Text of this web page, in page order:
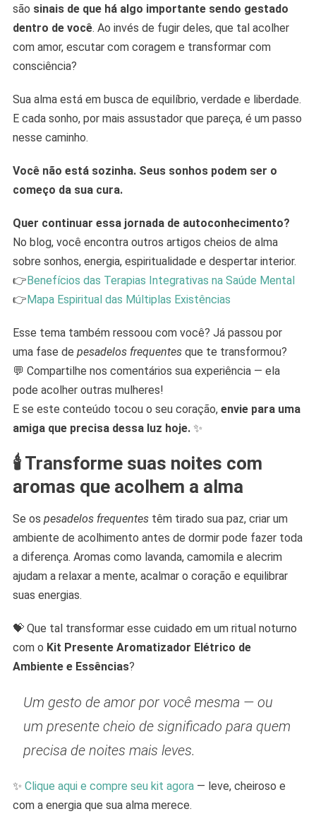
são sinais de que há algo importante sendo gestado
dentro de você. Ao invés de fugir deles, que tal acolher
com amor, escutar com coragem e transformar com
consciência?
Sua alma está em busca de equilíbrio, verdade e liberdade.
E cada sonho, por mais assustador que pareça, é um passo
nesse caminho.
Você não está sozinha. Seus sonhos podem ser o
começo da sua cura.
Quer continuar essa jornada de autoconhecimento?
No blog, você encontra outros artigos cheios de alma
sobre sonhos, energia, espiritualidade e despertar interior.
👉 Benefícios das Terapias Integrativas na Saúde Mental
👉 Mapa Espiritual das Múltiplas Existências
Esse tema também ressoou com você? Já passou por
uma fase de pesadelos frequentesque te transformou?
💬 Compartilhe nos comentários sua experiência — ela
pode acolher outras mulheres!
E se este conteúdo tocou o seu coração, envie para uma
amiga que precisa dessa luz hoje.✨
🕯️ Transforme suas noites com
aromas que acolhem a alma
Se os pesadelos frequentestêm tirado sua paz, criar um
ambiente de acolhimento antes de dormir pode fazer toda
a diferença. Aromas como lavanda, camomila e alecrim
ajudam a relaxar a mente, acalmar o coração e equilibrar
suas energias.
💝 Que tal transformar esse cuidado em um ritual noturno
com o Kit Presente Aromatizador Elétrico de
Ambiente e Essências?
Um gesto de amor por você mesma — ou
um presente cheio de significado para quem
precisa de noites mais leves.
✨ Clique aqui e compre seu kit agora— leve, cheiroso e
com a energia que sua alma merece.